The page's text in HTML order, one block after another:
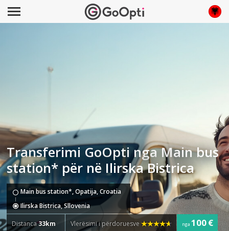
Transferimi GoOpti nga Main bus
station* për në Ilirska Bistrica
Main bus station*, Opatija, Croatia
Ilirska Bistrica, Sllovenia
Distanca33km Vlerësimi i përdoruesve nga 100 €